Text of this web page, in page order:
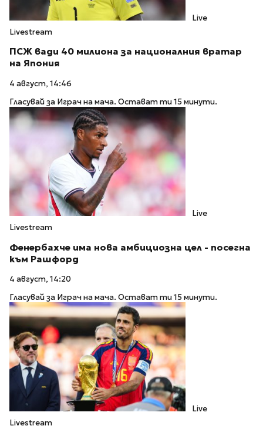
Live
Livestream
ПСЖ вади 40 милиона за националния вратар
на Япония
4 август, 14:46
Гласувай за Играч на мача. Остават ти 15 минути.
Live
Livestream
Фенербахче има нова амбициозна цел - посегна
към Рашфорд
4 август, 14:20
Гласувай за Играч на мача. Остават ти 15 минути.
Live
Livestream